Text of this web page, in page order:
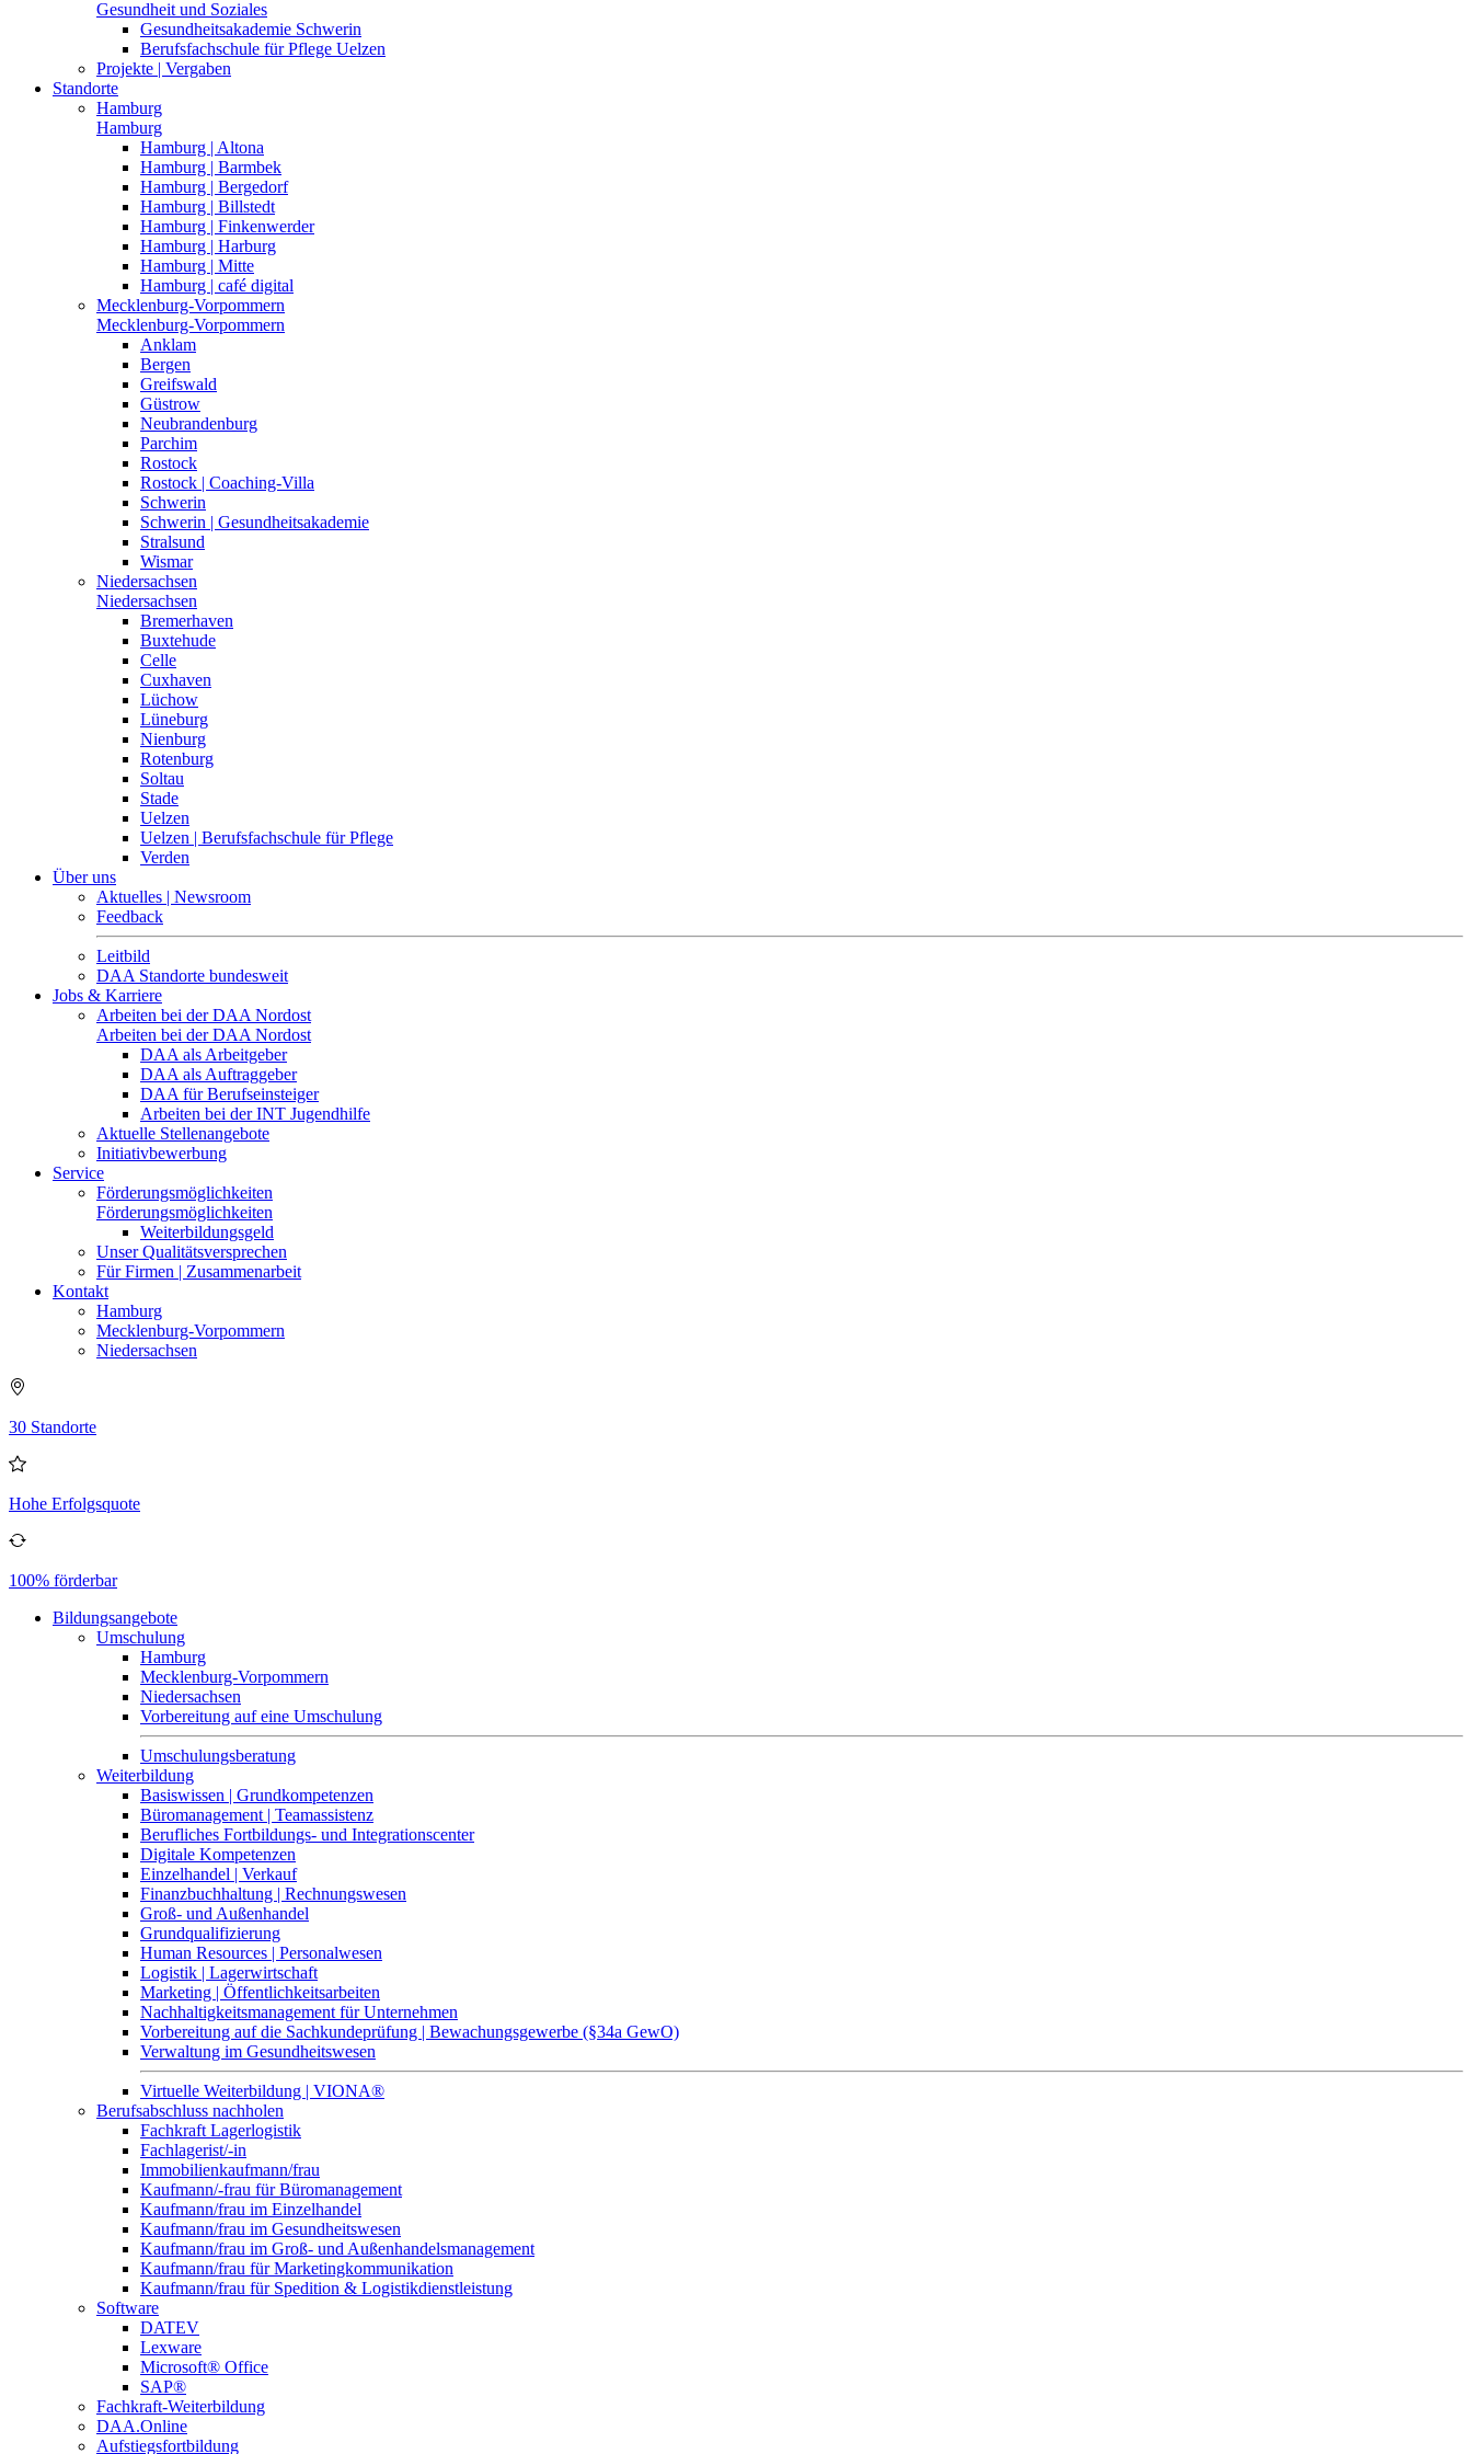
Gesundheit und Soziales
Gesundheitsakademie Schwerin
Berufsfachschule für Pflege Uelzen
Projekte | Vergaben
Standorte
Hamburg
Hamburg
Hamburg | Altona
Hamburg | Barmbek
Hamburg | Bergedorf
Hamburg | Billstedt
Hamburg | Finkenwerder
Hamburg | Harburg
Hamburg | Mitte
Hamburg | café digital
Mecklenburg-Vorpommern
Mecklenburg-Vorpommern
Anklam
Bergen
Greifswald
Güstrow
Neubrandenburg
Parchim
Rostock
Rostock | Coaching-Villa
Schwerin
Schwerin | Gesundheitsakademie
Stralsund
Wismar
Niedersachsen
Niedersachsen
Bremerhaven
Buxtehude
Celle
Cuxhaven
Lüchow
Lüneburg
Nienburg
Rotenburg
Soltau
Stade
Uelzen
Uelzen | Berufsfachschule für Pflege
Verden
Über uns
Aktuelles | Newsroom
Feedback
Leitbild
DAA Standorte bundesweit
Jobs & Karriere
Arbeiten bei der DAA Nordost
Arbeiten bei der DAA Nordost
DAA als Arbeitgeber
DAA als Auftraggeber
DAA für Berufseinsteiger
Arbeiten bei der INT Jugendhilfe
Aktuelle Stellenangebote
Initiativbewerbung
Service
Förderungsmöglichkeiten
Förderungsmöglichkeiten
Weiterbildungsgeld
Unser Qualitätsversprechen
Für Firmen | Zusammenarbeit
Kontakt
Hamburg
Mecklenburg-Vorpommern
Niedersachsen
30 Standorte
Hohe Erfolgsquote
100% förderbar
Bildungsangebote
Umschulung
Hamburg
Mecklenburg-Vorpommern
Niedersachsen
Vorbereitung auf eine Umschulung
Umschulungsberatung
Weiterbildung
Basiswissen | Grundkompetenzen
Büromanagement | Teamassistenz
Berufliches Fortbildungs- und Integrationscenter
Digitale Kompetenzen
Einzelhandel | Verkauf
Finanzbuchhaltung | Rechnungswesen
Groß- und Außenhandel
Grundqualifizierung
Human Resources | Personalwesen
Logistik | Lagerwirtschaft
Marketing | Öffentlichkeitsarbeiten
Nachhaltigkeitsmanagement für Unternehmen
Vorbereitung auf die Sachkundeprüfung | Bewachungsgewerbe (§34a GewO)
Verwaltung im Gesundheitswesen
Virtuelle Weiterbildung | VIONA®
Berufsabschluss nachholen
Fachkraft Lagerlogistik
Fachlagerist/-in
Immobilienkaufmann/frau
Kaufmann/-frau für Büromanagement
Kaufmann/frau im Einzelhandel
Kaufmann/frau im Gesundheitswesen
Kaufmann/frau im Groß- und Außenhandelsmanagement
Kaufmann/frau für Marketingkommunikation
Kaufmann/frau für Spedition & Logistikdienstleistung
Software
DATEV
Lexware
Microsoft® Office
SAP®
Fachkraft-Weiterbildung
DAA.Online
Aufstiegsfortbildung